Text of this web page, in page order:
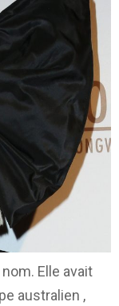
Elle avait
australien ,